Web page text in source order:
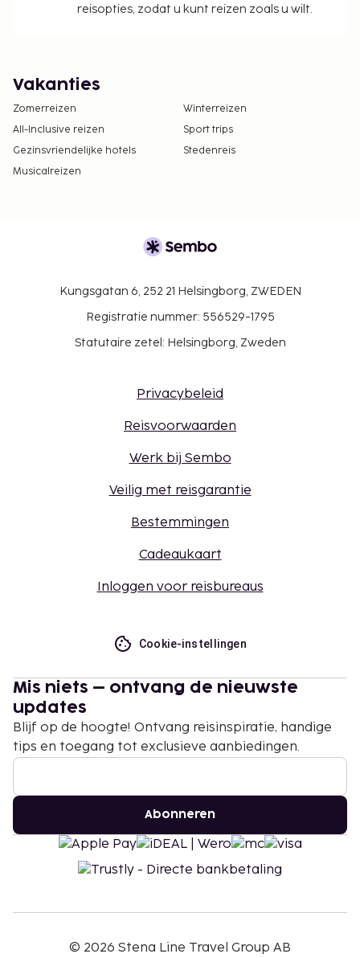
reisopties, zodat u kunt reizen zoals u wilt.
Vakanties
Zomerreizen
Winterreizen
All-Inclusive reizen
Sport trips
Gezinsvriendelijke hotels
Stedenreis
Musicalreizen
Kungsgatan 6, 252 21 Helsingborg, ZWEDEN
Registratie nummer: 556529-1795
Statutaire zetel: Helsingborg, Zweden
Privacybeleid
Reisvoorwaarden
Werk bij Sembo
Veilig met reisgarantie
Bestemmingen
Cadeaukaart
Inloggen voor reisbureaus
Cookie-instellingen
Mis niets – ontvang de nieuwste
updates
Blijf op de hoogte! Ontvang reisinspiratie, handige
tips en toegang tot exclusieve aanbiedingen.
Abonneren
© 2026 Stena Line Travel Group AB